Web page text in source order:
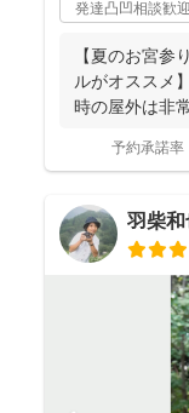
発達凸凹相談歓迎
【夏のお宮参
ルがオススメ
時の屋外は非
予約承諾率
羽柴